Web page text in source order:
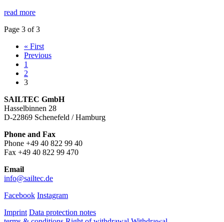
read more
Page 3 of 3
« First
Previous
1
2
3
SAILTEC GmbH
Hasselbinnen 28
D-22869 Schenefeld / Hamburg
Phone and Fax
Phone +49 40 822 99 40
Fax +49 40 822 99 470
Email
info@sailtec.de
Facebook Instagram
Imprint Data protection notes